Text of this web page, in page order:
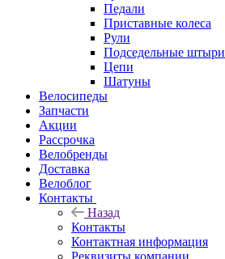
Педали
Приставные колеса
Рули
Подседельные штыри
Цепи
Шатуны
Велосипеды
Запчасти
Акции
Рассрочка
Велобренды
Доставка
Велоблог
Контакты
Назад
Контакты
Контактная информация
Реквизиты компании